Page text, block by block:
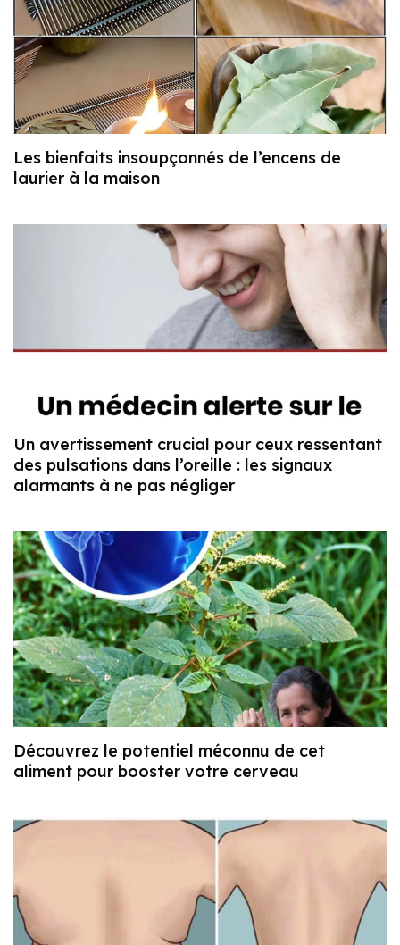
Les bienfaits insoupçonnés de l’encens de
laurier à la maison
Un avertissement crucial pour ceux ressentant
des pulsations dans l’oreille : les signaux
alarmants à ne pas négliger
Découvrez le potentiel méconnu de cet
aliment pour booster votre cerveau